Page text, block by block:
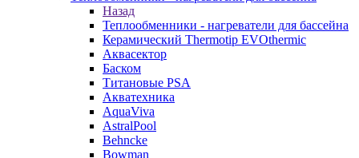
Назад
Теплообменники - нагреватели для бассейна
Керамический Thermotip EVOthermic
Аквасектор
Баском
Титановые PSA
Акватехника
AquaViva
AstralPool
Behncke
Bowman